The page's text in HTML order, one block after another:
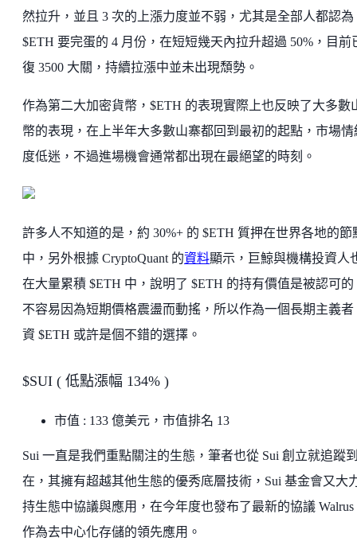
然拉升，並且 3 次的上漲力度並不弱，尤其是全部人都認為
$ETH 要完蛋的 4 月份，在短短幾天內拉升超過 50%，目前
復 3500 大關，持續拉漲中並未出現頹勢。
作為第二大加密貨幣，$ETH 的表現實際上也反映了大多數
幣的表現，在上半年大多數山寨都回到最初的起點，市場情
度低迷，不過進場機會通常都出現在最絕望的時刻。
許多人不知道的是，約 30%+ 的 $ETH 質押在世界各地的節
中，另外根據 CryptoQuant 的資料顯示，巨鯨與機構投資人
在大量累積 $ETH 中，說明了 $ETH 的持有價值是被認可的
不容易因為短期價格震盪而動搖，所以作為一個長期主義者
資 $ETH 或許是個不錯的選擇。
$SUI ( 低點漲幅 134% )
市值 : 133 億美元，市值排名 13
Sui 一直是我們重點關注的生態，筆者也從 Sui 創立就追蹤
在，其擁有超越其他生態的優秀底層技術，Sui 基金會又大
持生態中協議與應用，在今年度也發布了最新的協議 Walrus
作為去中心化存儲的領先應用。